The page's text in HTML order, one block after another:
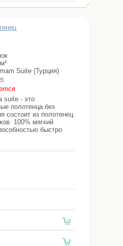
Suite (Турция)
suite - это
полотенца без
состоит из полотенец
100% мягкий
быстро